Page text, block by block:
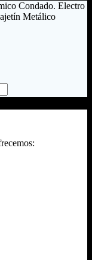
Condado. Electro
Metálico